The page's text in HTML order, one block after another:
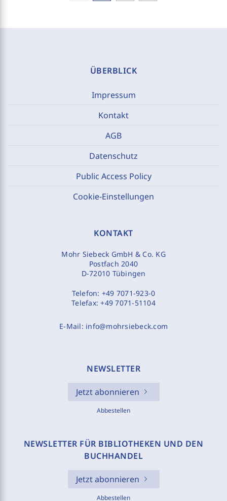
ÜBERBLICK
Impressum
Kontakt
AGB
Datenschutz
Public Access Policy
Cookie-Einstellungen
KONTAKT
Mohr Siebeck GmbH & Co. KG
Postfach 2040
D-72010 Tübingen
Telefon: +49 7071-923-0
Telefax:+49 7071-51104
E-Mail: info@mohrsiebeck.com
NEWSLETTER
Jetzt abonnieren
Abbestellen
NEWSLETTER FÜR BIBLIOTHEKEN UND DEN
BUCHHANDEL
Jetzt abonnieren
Abbestellen